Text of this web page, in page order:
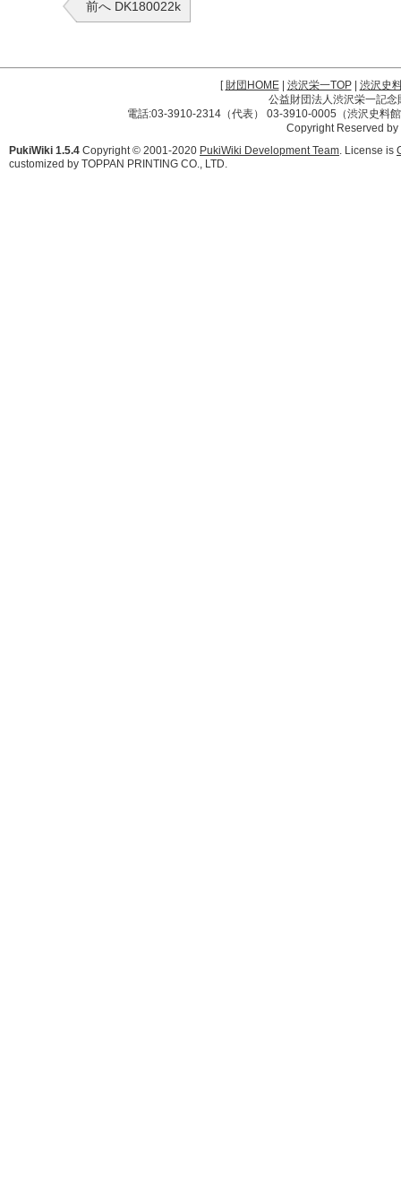
前へ DK180022k
[財団HOME| 渋沢栄一TOP| 渋沢史
公益財団法人渋沢栄一記
電話:03-3910-2314（代表） 03-3910-0005（渋沢史料
Copyright Reserved
PukiWiki 1.5.4 Copyright © 2001-2020 PukiWiki Development Team. License is
customized by TOPPAN PRINTING CO., LTD.